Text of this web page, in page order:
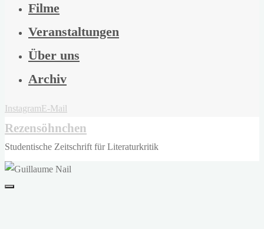
Filme
Veranstaltungen
Über uns
Archiv
InstagramE-Mail
Rezensöhnchen
Studentische Zeitschrift für Literaturkritik